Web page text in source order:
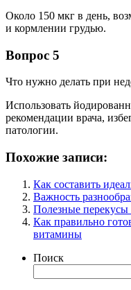
Около 150 мкг в день,
и кормлении грудью.
Вопрос 5
Что нужно делать при
Использовать
рекомендации врача,
патологии.
Похожие записи:
Как составить
Важность
Полезные перекусы
Как правильно
витамины
Поиск